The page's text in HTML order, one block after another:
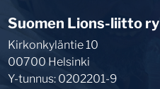
Suomen Lions-liitto ry
Kirkonkyläntie 10
00700 Helsinki
Y-tunnus: 0202201-9